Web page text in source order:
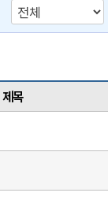
제목